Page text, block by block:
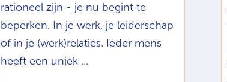
rationeel zijn - je nu begint te
beperken. In je werk, je leiderschap
of in je (werk)relaties. Ieder mens
heeft een uniek ...